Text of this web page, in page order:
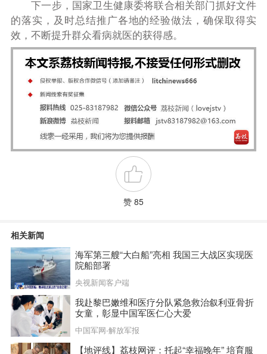
下一步，国家卫生健康委将联合相关部门抓好文件
的落实，及时总结推广各地的经验做法，确保取得实
效，不断提升群众看病就医的获得感。
赞 85
相关新闻
海军第三艘“大白船”亮相 我国三大战区实现医
院船部署
央视新闻客户端
我赴黎巴嫩维和医疗分队紧急救治叙利亚骨折
女童，彰显中国军医仁心大爱
中国军网-解放军报
【地评线】荔枝网评：托起“幸福晚年” 培育服